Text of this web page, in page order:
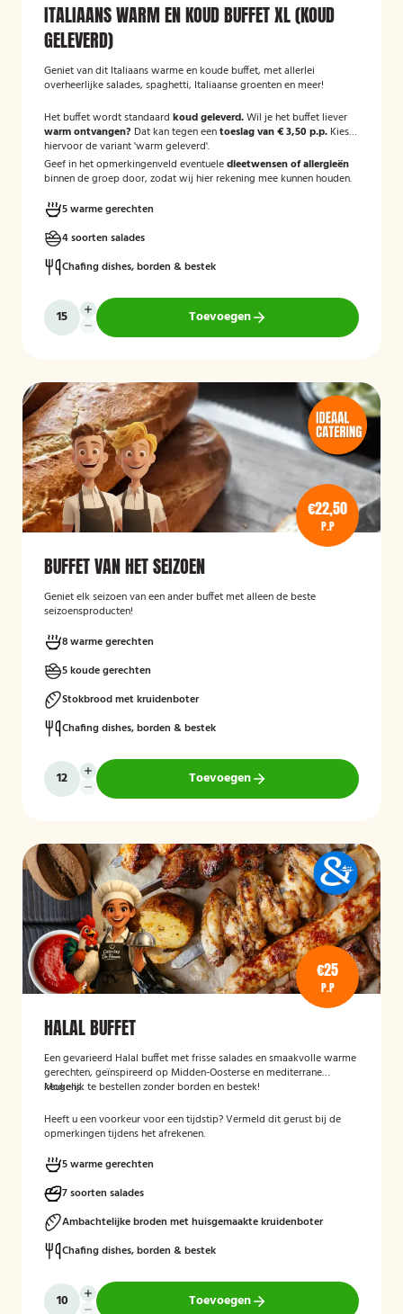
ITALIAANS WARM EN KOUD BUFFET XL (KOUD
GELEVERD)
Geniet van dit Italiaans warme en koude buffet, met allerlei
overheerlijke salades, spaghetti, Italiaanse groenten en meer!
Het buffet wordt standaard koud geleverd.Wil je het buffet liever
warm ontvangen? Dat kan tegen eentoeslag van € 3,50 p.p. Kies
hiervoor de variant 'warm geleverd'.
Geef in het opmerkingenveld eventueledieetwensen of allergieën
binnen de groep door, zodat wij hier rekening mee kunnen houden.
5 warme gerechten
4 soorten salades
Chafing dishes, borden & bestek
Toevoegen
€22,50
P.P
BUFFET VAN HET SEIZOEN
Geniet elk seizoen van een ander buffet met alleen de beste
seizoensproducten!
8 warme gerechten
5 koude gerechten
Stokbrood met kruidenboter
Chafing dishes, borden & bestek
Toevoegen
€25
P.P
HALAL BUFFET
Een gevarieerd Halal buffet met frisse salades en smaakvolle warme
gerechten, geïnspireerd op Midden-Oosterse en mediterrane
keukens.
Mogelijk te bestellen zonder borden en bestek!
Heeft u een voorkeur voor een tijdstip? Vermeld dit gerust bij de
opmerkingen tijdens het afrekenen.
5 warme gerechten
7 soorten salades
Ambachtelijke broden met huisgemaakte kruidenboter
Chafing dishes, borden & bestek
Toevoegen